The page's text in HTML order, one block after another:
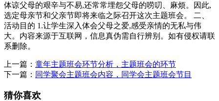
体谅父母的艰辛与不易,还常常埋怨父母的唠叨、麻烦。因此,
选定母亲节和父亲节即将来临之际召开这次主题班会。 二、
活动目的 1.让学生深入体会父母之爱,感受亲情的无私与伟
大。内容来源于互联网，信息真伪需自行辨别。如有侵权请联
系删除。
上一篇： 童年主题班会环节分析，主题班会的环节
下一篇： 同学聚会主题班会内容，同学会主题班会节目
猜你喜欢